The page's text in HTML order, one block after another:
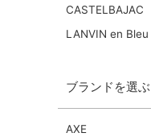
CASTELBAJAC
LANVIN en Bleu
ブランドを選ぶ
AXE